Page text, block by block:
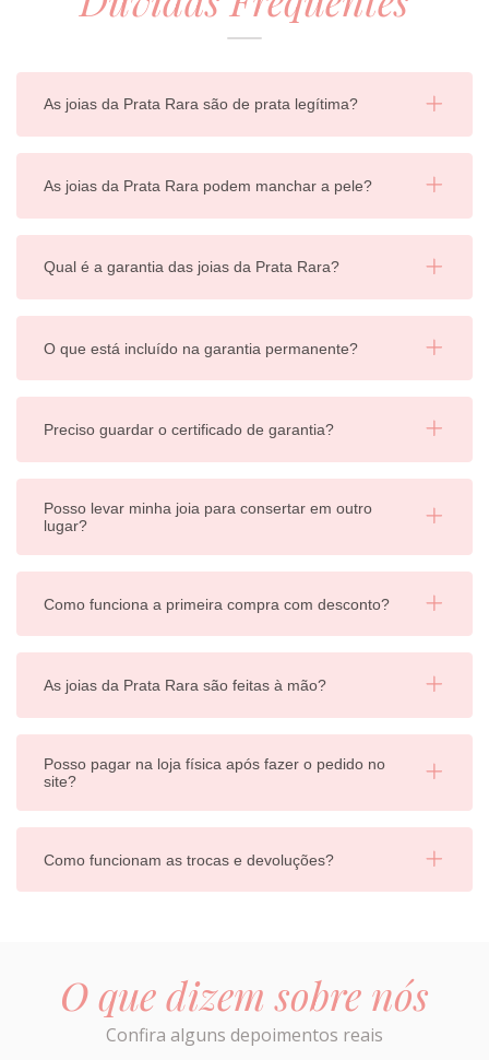
As joias da Prata Rara são de prata legítima?
As joias da Prata Rara podem manchar a pele?
Qual é a garantia das joias da Prata Rara?
O que está incluído na garantia permanente?
Preciso guardar o certificado de garantia?
Posso levar minha joia para consertar em outro
lugar?
Como funciona a primeira compra com desconto?
As joias da Prata Rara são feitas à mão?
Posso pagar na loja física após fazer o pedido no
site?
Como funcionam as trocas e devoluções?
O que dizem sobre nós
Confira alguns depoimentos reais